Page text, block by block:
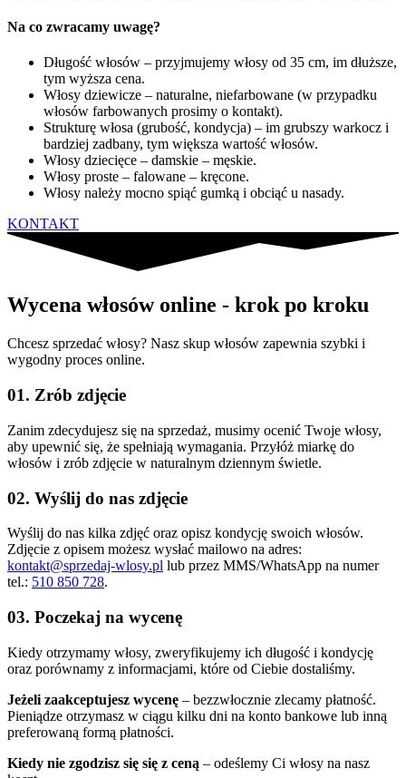
Na co zwracamy uwagę?
Długość włosów – przyjmujemy włosy od 35 cm, im dłuższe,
tym wyższa cena.
Włosy dziewicze – naturalne, niefarbowane (w przypadku
włosów farbowanych prosimy o kontakt).
Strukturę włosa (grubość, kondycja) – im grubszy warkocz i
bardziej zadbany, tym większa wartość włosów.
Włosy dziecięce – damskie – męskie.
Włosy proste – falowane – kręcone.
Włosy należy mocno spiąć gumką i obciąć u nasady.
KONTAKT
Wycena włosów online - krok po kroku
Chcesz sprzedać włosy? Nasz skup włosów zapewnia szybki i
wygodny proces online.
01. Zrób zdjęcie
Zanim zdecydujesz się na sprzedaż, musimy ocenić Twoje włosy,
aby upewnić się, że spełniają wymagania. Przyłóż miarkę do
włosów i zrób zdjęcie w naturalnym dziennym świetle.
02. Wyślij do nas zdjęcie
Wyślij do nas kilka zdjęć oraz opisz kondycję swoich włosów.
Zdjęcie z opisem możesz wysłać mailowo na adres:
kontakt@sprzedaj-wlosy.pl lub przez MMS/WhatsApp na numer
tel.: 510 850 728.
03. Poczekaj na wycenę
Kiedy otrzymamy włosy, zweryfikujemy ich długość i kondycję
oraz porównamy z informacjami, które od Ciebie dostaliśmy.
Jeżeli zaakceptujesz wycenę – bezzwłocznie zlecamy płatność.
Pieniądze otrzymasz w ciągu kilku dni na konto bankowe lub inną
preferowaną formą płatności.
Kiedy nie zgodzisz się się z ceną – odeślemy Ci włosy na nasz